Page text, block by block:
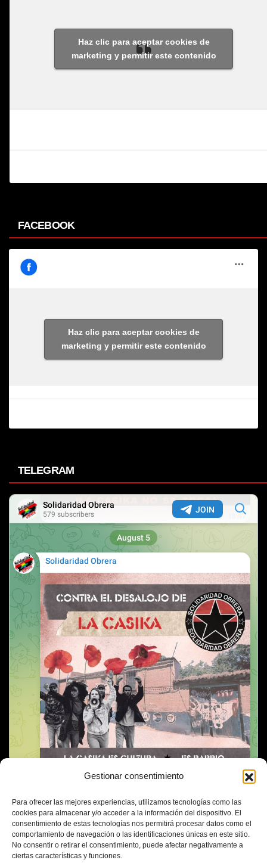
Gestionar consentimiento
Para ofrecer las mejores experiencias, utilizamos tecnologías como las
cookies para almacenar y/o acceder a la información del dispositivo. El
consentimiento de estas tecnologías nos permitirá procesar datos como el
comportamiento de navegación o las identificaciones únicas en este sitio.
No consentir o retirar el consentimiento, puede afectar negativamente a
ciertas características y funciones.
Haz clic para aceptar cookies de
marketing y permitir este contenido
FACEBOOK
Haz clic para aceptar cookies de
marketing y permitir este contenido
TELEGRAM